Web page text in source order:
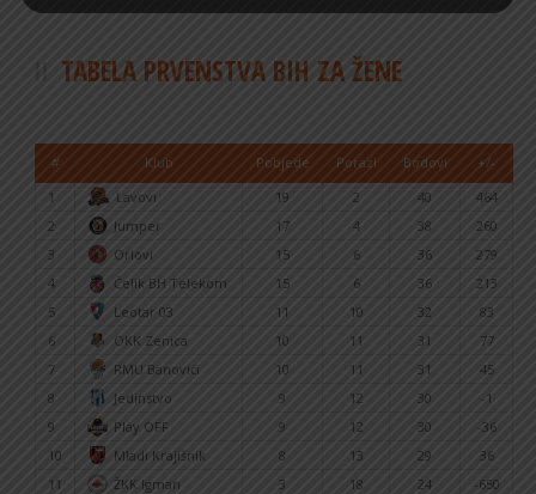
TABELA PRVENSTVA BIH ZA ŽENE
# Klub Pobjede Porazi Bodovi
+/-
1
Lavovi 19 2 40
464
2
Jumper 17 4 38
260
3
Orlovi 15 6 36
279
4
Čelik BH Telekom 15 6 36
213
5
Leotar 03 11 10 32
83
6
OKK Zenica 10 11 31
77
7
RMU Banovići 10 11 31
45
8
Jedinstvo 9 12 30
-1
9
Play OFF 9 12 30
-36
10
Mladi Krajišnik 8 13 29
36
11
ŽKK Igman 3 18 24
-650